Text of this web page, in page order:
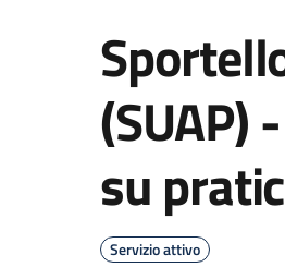
(SUAP)
su
Servizio attivo